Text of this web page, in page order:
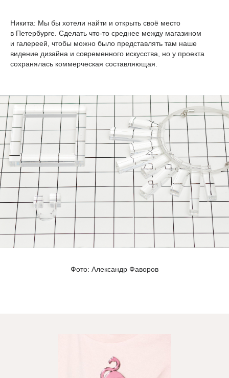
Никита: Мы бы хотели найти и открыть своё место
в Петербурге. Сделать что-то среднее между магазином
и галереей, чтобы можно было представлять там наше
видение дизайна и современного искусства, но у проекта
сохранялась коммерческая составляющая.
Фото: Александр Фаворов